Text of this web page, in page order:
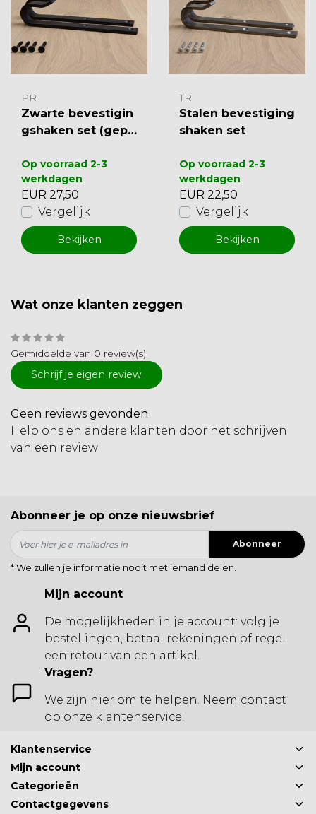
PR
Zwarte bevestigin
gshaken set (gepo
Op voorraad 2-3
werkdagen
EUR 27,50
Vergelijk
Bekijken
TR
Stalen bevestiging
shaken set
Op voorraad 2-3
werkdagen
EUR 22,50
Vergelijk
Bekijken
Wat onze klanten zeggen
Gemiddelde van 0 review(s)
Schrijf je eigen review
Geen reviews gevonden
Help ons en andere klanten door het schrijven
van een review
Abonneer je op onze nieuwsbrief
Abonneer
* We zullen je informatie nooit met iemand delen.
Mijn account
De mogelijkheden in je account: volg je
bestellingen, betaal rekeningen of regel
een retour van een artikel.
Vragen?
We zijn hier om te helpen. Neem contact
op onze klantenservice.
Klantenservice
Mijn account
Categorieën
Contactgegevens